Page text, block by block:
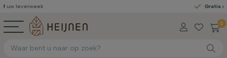
Gratis geleverd
0